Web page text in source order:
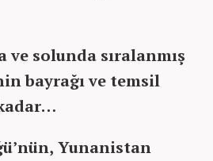
ve solunda sıralanmış
bayrağı ve temsil
Yunanistan